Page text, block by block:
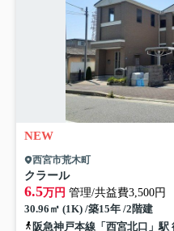
NEW
西宮市荒木町
クラール
6.5万円 管理/共益費3,500円
30.96㎡ (1K) /築15年 /2階建
阪急神戸本線「西宮北口」駅